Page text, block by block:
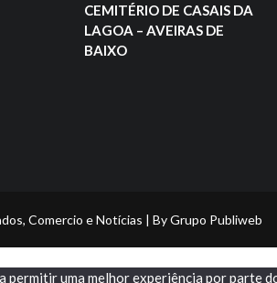
CEMITÉRIO DE CASAIS DA
LAGOA – AVEIRAS DE
BAIXO
Comercio e Notícias | By Grupo Publiweb
permitir uma melhor experiência por parte